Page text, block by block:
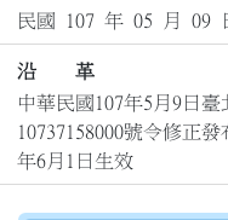
民國 107 年 05 月 09
沿 革
中華民國107年5月9日
10737158000號令修正
年6月1日生效